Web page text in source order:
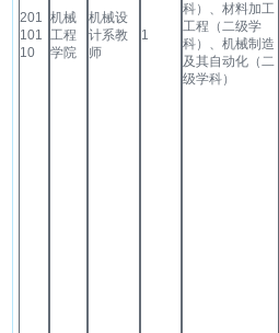
201
101
10
机械
工程
学院
机械设
计系教
师
1
科）、材料加工
工程（二级学
科）、机械制造
及其自动化（二
级学科）